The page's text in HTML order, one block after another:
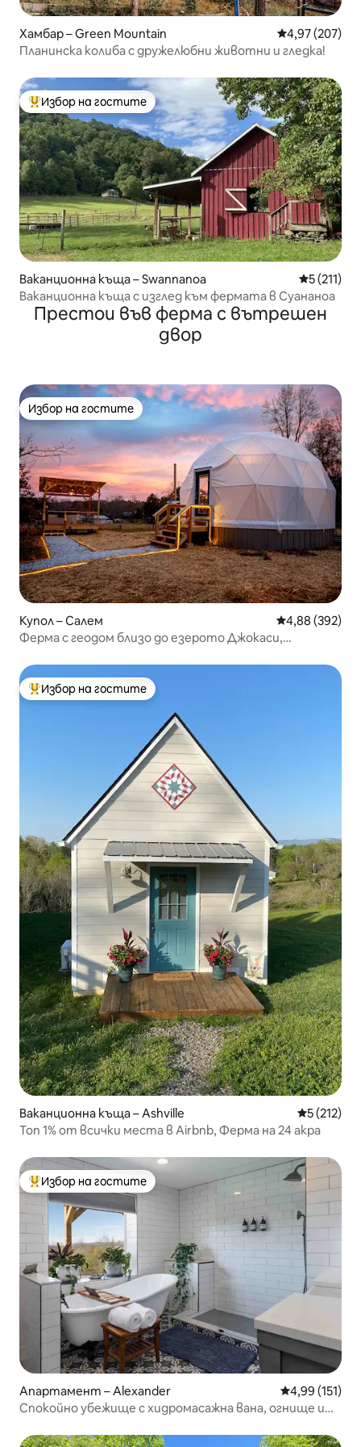
Хамбар – Green Mountain Средна
4,97 (207)
Планинска колиба с дружелюбни животни и гледка!
Най-популярен избор на гостите
Избор на гостите
Ваканционна къща – Swannanoa Средна
5 (211)
Ваканционна къща с изглед към фермата в Суананоа
Престои във ферма с вътрешен
двор
Избор на гостите
Избор на гостите
Купол – Салем Средна
4,88 (392)
Ферма с геодом близо до езерото Джокаси,
Най-популярен избор на гостите
Избор на гостите
Ваканционна къща – Ashville Средна
5 (212)
Топ 1% от всички места в Airbnb, Ферма на 24 акра
Най-популярен избор на гостите
Избор на гостите
Апартамент – Alexander Средна
4,99 (151)
Спокойно убежище с хидромасажна вана, огнище и